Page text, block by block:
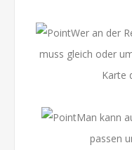
Wer an der
muss gleich oder
Karte
Man kann
passen